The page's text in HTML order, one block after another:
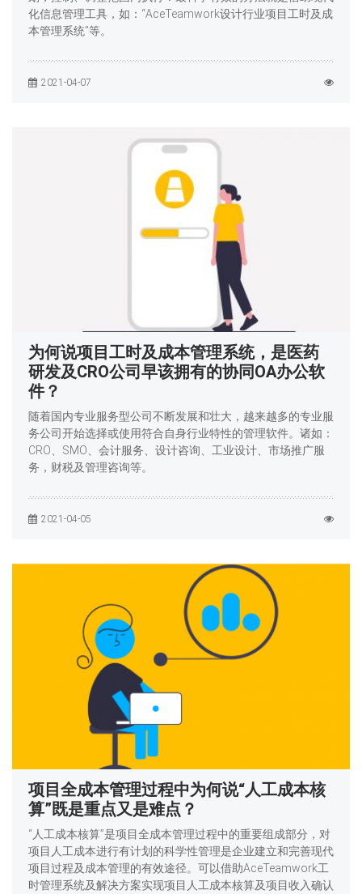
化信息管理工具，如：“AceTeamwork设计行业项目工时及成
本管理系统”等。
2021-04-07
为何说项目工时及成本管理系统，是医药
研发及CRO公司早该拥有的协同OA办公软
件？
随着国内专业服务型公司不断发展和壮大，越来越多的专业服
务公司开始选择或使用符合自身行业特性的管理软件。诸如：
CRO、SMO、会计服务、设计咨询、工业设计、市场推广服
务，财税及管理咨询等。
2021-04-05
项目全成本管理过程中为何说“人工成本核
算”既是重点又是难点？
“人工成本核算”是项目全成本管理过程中的重要组成部分，对
项目人工成本进行有计划的科学性管理是企业建立和完善现代
项目过程及成本管理的有效途径。可以借助AceTeamwork工
时管理系统及解决方案实现项目人工成本核算及项目收入确认